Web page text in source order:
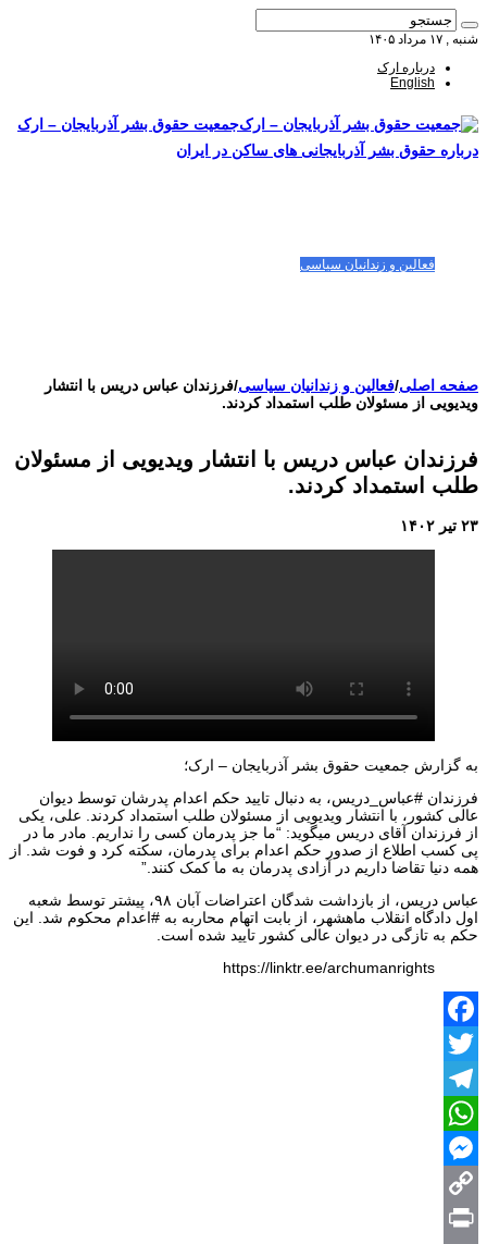
شنبه , ۱۷ مرداد ۱۴۰۵
درباره ارک
English
جمعیت حقوق بشر آذربایجان – ارک
درباره حقوق بشر آذربایجانی های ساکن در ایران
فعالین و زندانیان سیاسی
صفحه اصلی/فعالین و زندانیان سیاسی/فرزندان عباس دریس با انتشار
ویدیویی از مسئولان طلب استمداد کردند.
فرزندان عباس دریس با انتشار ویدیویی از مسئولان
طلب استمداد کردند.
۲۳ تیر ۱۴۰۲
به گزارش جمعیت حقوق بشر آذربایجان – ارک؛
فرزندان #عباس_دریس، به دنبال تایید حکم اعدام پدرشان توسط دیوان
عالی کشور، با انتشار ویدیویی از مسئولان طلب استمداد کردند. علی، یکی
از فرزندان آقای دریس میگوید: “ما جز پدرمان کسی را نداریم. مادر ما در
پی کسب اطلاع از صدور حکم اعدام برای پدرمان، سکته کرد و فوت شد. از
همه دنیا تقاضا داریم در آزادی پدرمان به ما کمک کنند.”
عباس دریس، از بازداشت شدگان اعتراضات آبان ۹۸، پیشتر توسط شعبه
اول دادگاه انقلاب ماهشهر، از بابت اتهام محاربه به #اعدام محکوم شد. این
حکم به تازگی در دیوان عالی کشور تایید شده است.
https://linktr.ee/archumanrights
Facebook
Twitter
Telegram
WhatsApp
Messenger
Copy